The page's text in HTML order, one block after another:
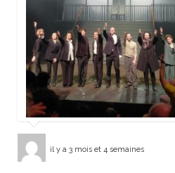
il y a 3 mois et 4 semaines